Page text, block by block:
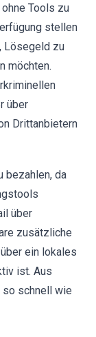
Tools zu
stellen
Lösegeld zu
möchten.
über
Drittanbietern
bezahlen, da
über
zusätzliche
ein lokales
ist. Aus
so schnell wie